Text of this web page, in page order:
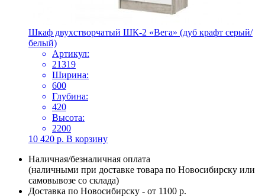
Шкаф двухстворчатый ШК-2 «Вега» (дуб крафт серый/
белый)
Артикул:
21319
Ширина:
600
Глубина:
420
Высота:
2200
10 420 р. В корзину
Наличная/безналичная оплата
(наличными при доставке товара по Новосибирску или
самовывозе со склада)
Доставка по Новосибирску - от 1100 р.